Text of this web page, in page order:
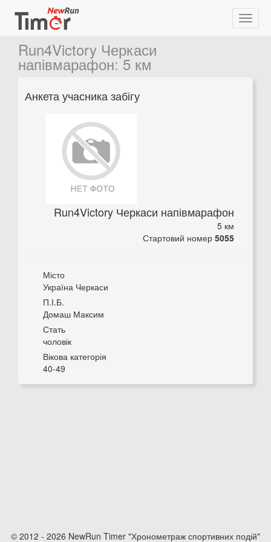
Run4Victory Черкаси
напівмарафон:5 км
Анкета учасника забігу
Run4Victory Черкаси напівмарафон
5 км
Стартовий номер 5055
Місто
Україна Черкаси
П.І.Б.
Домаш Максим
Стать
чоловік
Вікова категорія
40-49
© 2012 - 2026 NewRun Timer "Хронометраж спортивних подій"